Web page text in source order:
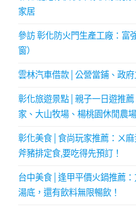
家居
參訪 彰化防火門生產工廠：富
窗）
雲林汽車借款│公營當鋪、政
彰化旅遊景點│親子一日遊推
家、大山牧場、楊桃園休閒農場
彰化美食│食尚玩家推薦：ㄨ
斧豬排定食,要吃得先預訂！
台中美食│逢甲平價火鍋推薦
湯底，還有飲料無限暢飲！